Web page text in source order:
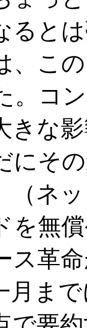
ると
、こ
。コ
きな
にそ
ネ
を無
ス革
月ま